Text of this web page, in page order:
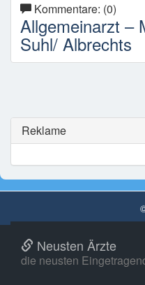
Kommentare: (0)
Allgemeinarzt –
Suhl/ Albrechts
Reklame
Neusten Ärzte
die neusten